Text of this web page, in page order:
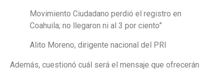
Movimiento Ciudadano perdió el registro en
Coahuila; no llegaron ni al 3 por ciento”
Alito Moreno, dirigente nacional del PRI
Además, cuestionó cuál será el mensaje que ofrecerán